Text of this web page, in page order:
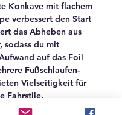
Konkave mit flachem
verbessert den Start
das Abheben aus
sodass du mit
auf das Foil
Fußschlaufen-
Vielseitigkeit für
Fahrstile.